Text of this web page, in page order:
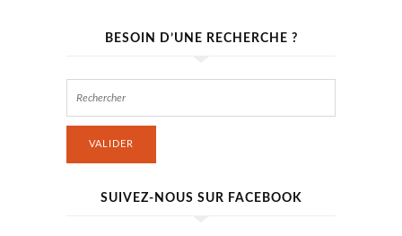
BESOIN D’UNE RECHERCHE ?
VALIDER
SUIVEZ-NOUS SUR FACEBOOK